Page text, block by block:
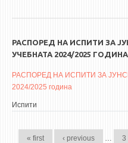
РАСПОРЕД НА ИСПИТИ ЗА
УЧЕБНАТА 2024/2025 ГОДИНА
РАСПОРЕД НА ИСПИТИ ЗА
2024/2025 година
Испити
« first ‹ previous 3